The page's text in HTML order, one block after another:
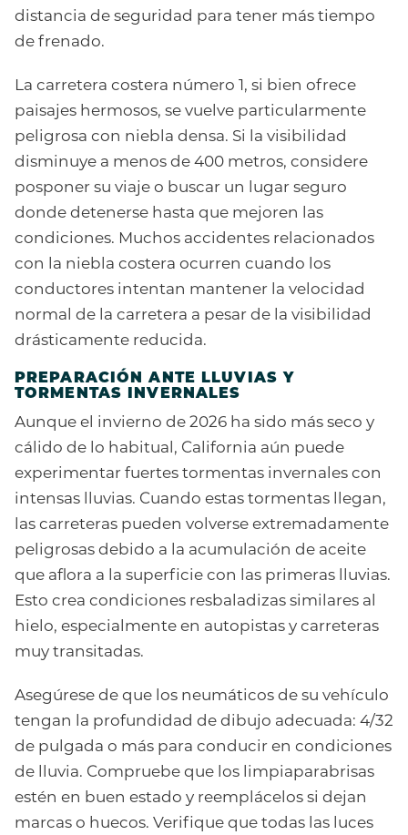
distancia de seguridad para tener más tiempo
de frenado.
La carretera costera número 1, si bien ofrece
paisajes hermosos, se vuelve particularmente
peligrosa con niebla densa. Si la visibilidad
disminuye a menos de 400 metros, considere
posponer su viaje o buscar un lugar seguro
donde detenerse hasta que mejoren las
condiciones. Muchos accidentes relacionados
con la niebla costera ocurren cuando los
conductores intentan mantener la velocidad
normal de la carretera a pesar de la visibilidad
drásticamente reducida.
PREPARACIÓN ANTE LLUVIAS Y
TORMENTAS INVERNALES
Aunque el invierno de 2026 ha sido más seco y
cálido de lo habitual, California aún puede
experimentar fuertes tormentas invernales con
intensas lluvias. Cuando estas tormentas llegan,
las carreteras pueden volverse extremadamente
peligrosas debido a la acumulación de aceite
que aflora a la superficie con las primeras lluvias.
Esto crea condiciones resbaladizas similares al
hielo, especialmente en autopistas y carreteras
muy transitadas.
Asegúrese de que los neumáticos de su vehículo
tengan la profundidad de dibujo adecuada: 4/32
de pulgada o más para conducir en condiciones
de lluvia. Compruebe que los limpiaparabrisas
estén en buen estado y reemplácelos si dejan
marcas o huecos. Verifique que todas las luces